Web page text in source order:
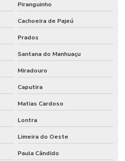
Piranguinho
Cachoeira de Pajeú
Prados
Santana do Manhuaçu
Miradouro
Caputira
Matias Cardoso
Lontra
Limeira do Oeste
Paula Cândido